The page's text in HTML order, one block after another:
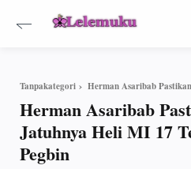
Tanpakategori
Herman Asaribab
Jatuhnya Heli MI 17
Pegbin